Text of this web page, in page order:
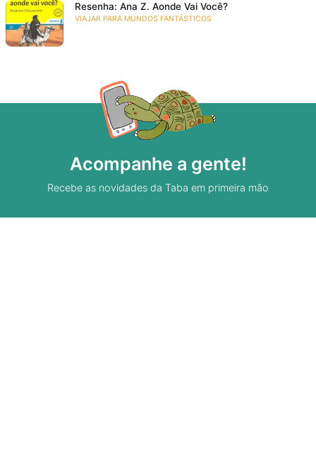
Resenha: Ana Z. Aonde Vai Você?
VIAJAR PARA MUNDOS FANTÁSTICOS
Acompanhe a gente!
Recebe as novidades da Taba em primeira mão